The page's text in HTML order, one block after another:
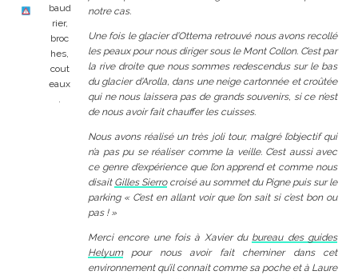
baud
rier,
broc
hes,
cout
eaux
.
notre cas.
Une fois le glacier d’Ottema retrouvé nous avons recollé
les peaux pour nous diriger sous le Mont Collon. C’est par
la rive droite que nous sommes redescendus sur le bas
du glacier d’Arolla, dans une neige cartonnée et croûtée
qui ne nous laissera pas de grands souvenirs, si ce n’est
de nous avoir fait chauffer les cuisses.
Nous avons réalisé un très joli tour, malgré l’objectif qui
n’a pas pu se réaliser comme la veille. C’est aussi avec
ce genre d’expérience que l’on apprend et comme nous
disait Gilles Sierrocroisé au sommet du Pigne puis sur le
parking « C’est en allant voir que l’on sait si c’est bon ou
pas ! »
Merci encore une fois à Xavier du bureau des guides
Helyumpour nous avoir fait cheminer dans cet
environnement qu’il connait comme sa poche et à Laure